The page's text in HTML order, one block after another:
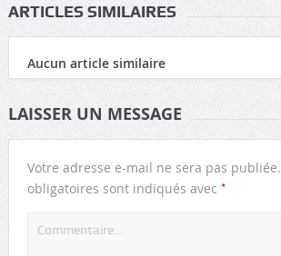
ARTICLES SIMILAIRES
Aucun article similaire
LAISSER UN MESSAGE
Votre adresse e-mail ne sera pas publiée.
obligatoires sont indiqués avec *